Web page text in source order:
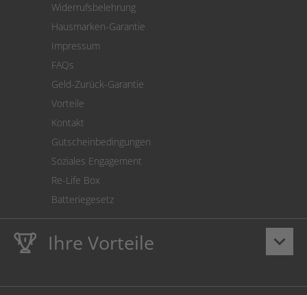
Cookie Einstellungen
Widerrufsbelehrung
Hausmarken-Garantie
Impressum
FAQs
Geld-Zurück-Garantie
Vorteile
Kontakt
Gutscheinbedingungen
Soziales Engagement
Re-Life Box
Batteriegesetz
keyboard_arrow_down
Ihre Vorteile
LebenslangeHausmarke Garantieauf Toner und Tinte